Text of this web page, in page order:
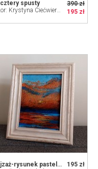
390 zł
195 zł
cztery spusty
autor: Krystyna Ciećwierska
195 zł
Pejzaż-rysunek pastelami w ramie